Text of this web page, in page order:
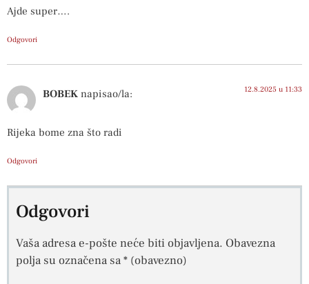
Ajde super….
Odgovori
BOBEK napisao/la: 12.8.2025 u 11:33
Rijeka bome zna što radi
Odgovori
Odgovori
Vaša adresa e-pošte neće biti objavljena. Obavezna
polja su označena sa* (obavezno)